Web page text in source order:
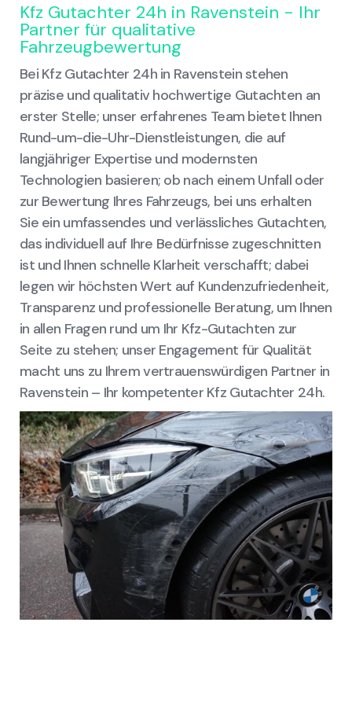
Kfz Gutachter 24h in Ravenstein - Ihr
Partner für qualitative
Fahrzeugbewertung
Bei Kfz Gutachter 24h in Ravenstein stehen
präzise und qualitativ hochwertige Gutachten an
erster Stelle; unser erfahrenes Team bietet Ihnen
Rund-um-die-Uhr-Dienstleistungen, die auf
langjähriger Expertise und modernsten
Technologien basieren; ob nach einem Unfall oder
zur Bewertung Ihres Fahrzeugs, bei uns erhalten
Sie ein umfassendes und verlässliches Gutachten,
das individuell auf Ihre Bedürfnisse zugeschnitten
ist und Ihnen schnelle Klarheit verschafft; dabei
legen wir höchsten Wert auf Kundenzufriedenheit,
Transparenz und professionelle Beratung, um Ihnen
in allen Fragen rund um Ihr Kfz-Gutachten zur
Seite zu stehen; unser Engagement für Qualität
macht uns zu Ihrem vertrauenswürdigen Partner in
Ravenstein – Ihr kompetenter Kfz Gutachter 24h.